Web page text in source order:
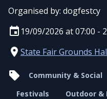
Organised by: dogfestcy
19/09/2026 at 07:00 -
State Fair Grounds
Community & Social
Festivals
Outdoor &